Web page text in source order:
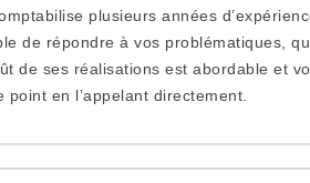
plusieurs années
de répondre à vos problématiques,
de ses réalisations est abordable et
point en l’appelant directement.